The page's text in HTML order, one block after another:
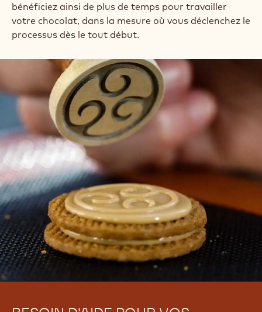
bénéficiez ainsi de plus de temps pour travailler
votre chocolat, dans la mesure où vous déclenchez le
processus dès le tout début.